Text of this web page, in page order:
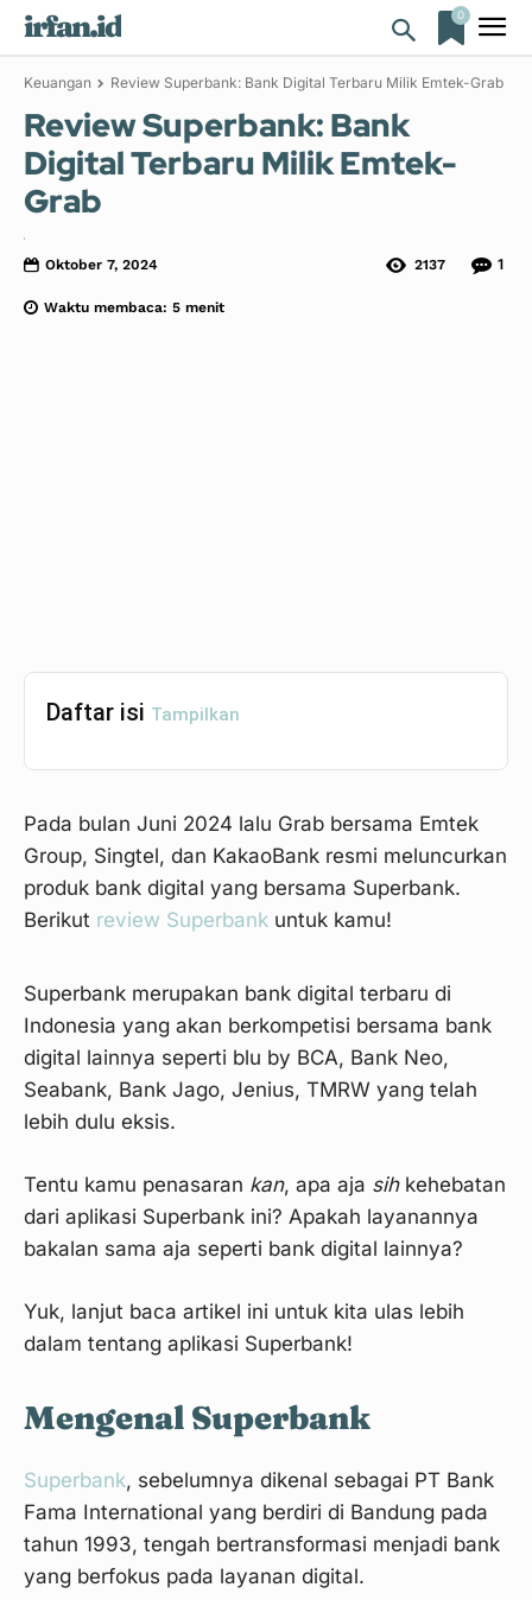
irfan.id 0
Keuangan Review Superbank: Bank Digital Terbaru Milik Emtek-Grab
Review Superbank: Bank
Digital Terbaru Milik Emtek-
Grab
Oktober 7, 2024
Waktu membaca: 5 menit
1
2137
Daftar isi Tampilkan
Pada bulan Juni 2024 lalu Grab bersama Emtek
Group, Singtel, dan KakaoBank resmi meluncurkan
produk bank digital yang bersama Superbank.
Berikut review Superbank untuk kamu!
Superbank merupakan bank digital terbaru di
Indonesia yang akan berkompetisi bersama bank
digital lainnya seperti blu by BCA, Bank Neo,
Seabank, Bank Jago, Jenius, TMRW yang telah
lebih dulu eksis.
Tentu kamu penasaran kan, apa aja sihkehebatan
dari aplikasi Superbank ini? Apakah layanannya
bakalan sama aja seperti bank digital lainnya?
Yuk, lanjut baca artikel ini untuk kita ulas lebih
dalam tentang aplikasi Superbank!
Mengenal Superbank
Superbank, sebelumnya dikenal sebagai PT Bank
Fama International yang berdiri di Bandung pada
tahun 1993, tengah bertransformasi menjadi bank
yang berfokus pada layanan digital.